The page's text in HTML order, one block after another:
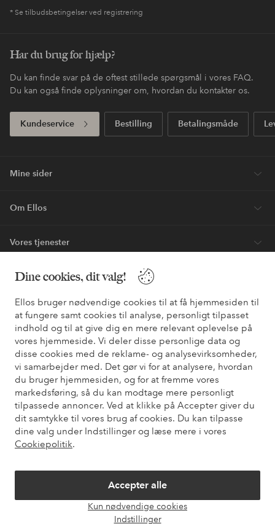
Dine cookies, dit valg!
Ellos bruger nødvendige cookies til at få hjemmesiden til
at fungere samt cookies til analyse, personligt tilpasset
indhold og til at give dig en mere relevant oplevelse på
vores hjemmeside. Vi deler disse personlige data og
disse cookies med de reklame- og analysevirksomheder,
vi samarbejder med. Det gør vi for at analysere, hvordan
du bruger hjemmesiden, og for at fremme vores
markedsføring, så du kan modtage mere personligt
tilpassede annoncer. Ved at klikke på Accepter giver du
dit samtykke til vores brug af cookies. Du kan tilpasse
dine valg under Indstillinger og læse mere i vores
Cookiepolitik.
Accepter alle
Kun nødvendige cookies
Indstillinger
* Se tilbudsbetingelser ved registrering
Har du brug for hjælp?
Du kan finde svar på de oftest stillede spørgsmål i vores FAQ.
Du kan også finde oplysninger om, hvordan du kontakter os.
Kundeservice Bestilling Betalingsmåde
Mine sider
Om Ellos
Vores tjenester
Vilkår
Venner
Sikre betalinger - betal nu eller del op
Vil du vide mere om vores betalingsmuligheder
elpy elpy
Facebook Instagram Pinterest
Youtube